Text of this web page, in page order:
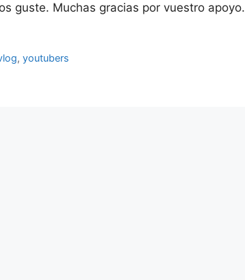
guste. Muchas gracias por vuestro apoyo.
,youtubers